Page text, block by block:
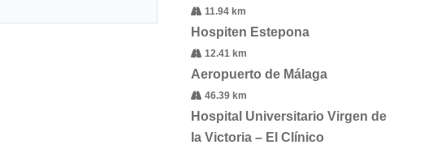
11.94 km
Hospiten Estepona
12.41 km
Aeropuerto de Málaga
46.39 km
Hospital Universitario Virgen de
la Victoria – El Clínico